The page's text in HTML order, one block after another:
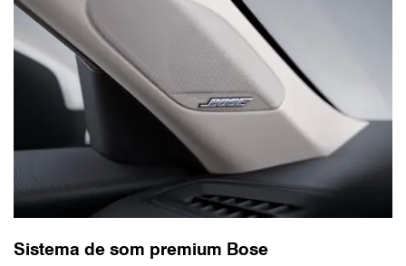
Sistema de som premium Bose